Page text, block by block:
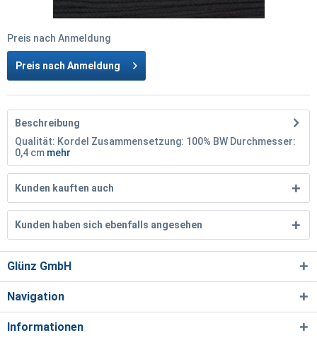
Preis nach Anmeldung
Preis nach Anmeldung
Beschreibung
Qualität: Kordel Zusammensetzung: 100% BW Durchmesser:
0,4 cm mehr
Kunden kauften auch
Kunden haben sich ebenfalls angesehen
Glünz GmbH
Navigation
Informationen